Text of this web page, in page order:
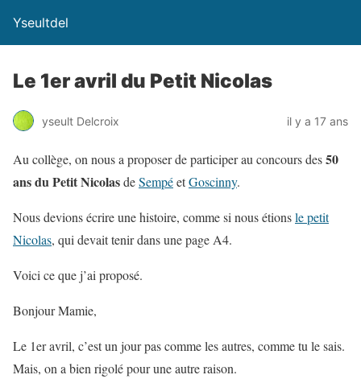
Yseultdel
Le 1er avril du Petit Nicolas
yseult Delcroix il y a 17 ans
Au collège, on nous a proposer de participer au concours des50
ans du Petit NicolasdeSempéetGoscinny.
Nous devions écrire une histoire, comme si nous étionsle petit
Nicolas, qui devait tenir dans une page A4.
Voici ce que j’ai proposé.
Bonjour Mamie,
Le 1er avril, c’est un jour pas comme les autres, comme tu le sais.
Mais, on a bien rigolé pour une autre raison.